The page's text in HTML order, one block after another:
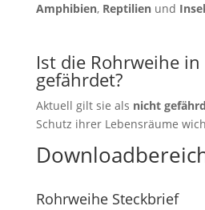
Amphibien, Reptilienund
Ist die Rohrweihe
gefährdet?
Aktuell gilt sie als nicht
Schutz ihrer Lebensräume
Rohrweihe Steckbrief